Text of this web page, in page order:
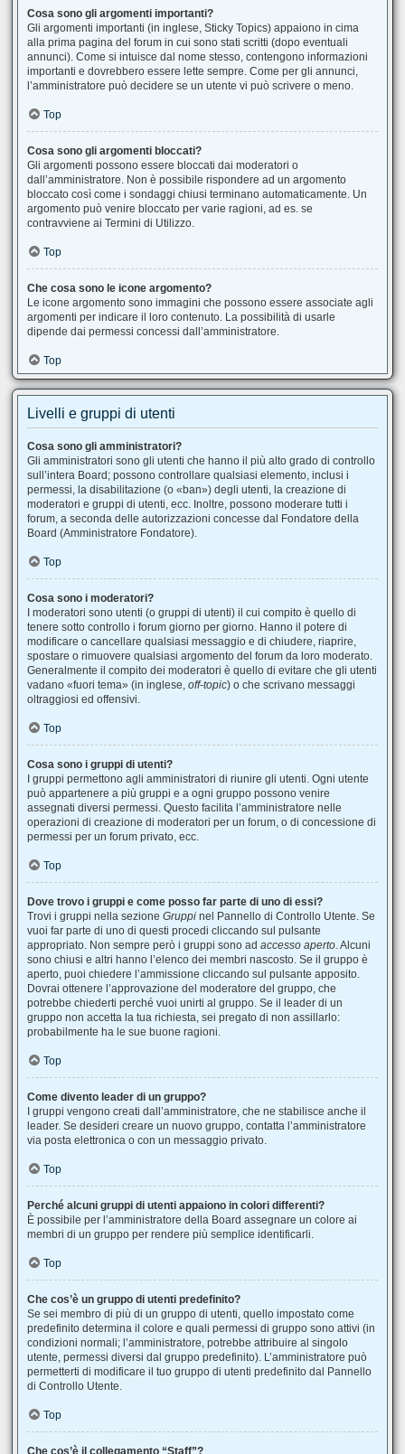
Cosa sono gli argomenti importanti?
Gli argomenti importanti (in inglese, Sticky Topics) appaiono in cima
alla prima pagina del forum in cui sono stati scritti (dopo eventuali
annunci). Come si intuisce dal nome stesso, contengono informazioni
importanti e dovrebbero essere lette sempre. Come per gli annunci,
l’amministratore può decidere se un utente vi può scrivere o meno.
Top
Cosa sono gli argomenti bloccati?
Gli argomenti possono essere bloccati dai moderatori o
dall’amministratore. Non è possibile rispondere ad un argomento
bloccato così come i sondaggi chiusi terminano automaticamente. Un
argomento può venire bloccato per varie ragioni, ad es. se
contravviene ai Termini di Utilizzo.
Top
Che cosa sono le icone argomento?
Le icone argomento sono immagini che possono essere associate agli
argomenti per indicare il loro contenuto. La possibilità di usarle
dipende dai permessi concessi dall’amministratore.
Top
Livelli e gruppi di utenti
Cosa sono gli amministratori?
Gli amministratori sono gli utenti che hanno il più alto grado di controllo
sull’intera Board; possono controllare qualsiasi elemento, inclusi i
permessi, la disabilitazione (o «ban») degli utenti, la creazione di
moderatori e gruppi di utenti, ecc. Inoltre, possono moderare tutti i
forum, a seconda delle autorizzazioni concesse dal Fondatore della
Board (Amministratore Fondatore).
Top
Cosa sono i moderatori?
I moderatori sono utenti (o gruppi di utenti) il cui compito è quello di
tenere sotto controllo i forum giorno per giorno. Hanno il potere di
modificare o cancellare qualsiasi messaggio e di chiudere, riaprire,
spostare o rimuovere qualsiasi argomento del forum da loro moderato.
Generalmente il compito dei moderatori è quello di evitare che gli utenti
vadano «fuori tema» (in inglese, off-topic) o che scrivano messaggi
oltraggiosi ed offensivi.
Top
Cosa sono i gruppi di utenti?
I gruppi permettono agli amministratori di riunire gli utenti. Ogni utente
può appartenere a più gruppi e a ogni gruppo possono venire
assegnati diversi permessi. Questo facilita l’amministratore nelle
operazioni di creazione di moderatori per un forum, o di concessione di
permessi per un forum privato, ecc.
Top
Dove trovo i gruppi e come posso far parte di uno di essi?
Trovi i gruppi nella sezione Gruppi nel Pannello di Controllo Utente. Se
vuoi far parte di uno di questi procedi cliccando sul pulsante
appropriato. Non sempre però i gruppi sono ad accesso aperto. Alcuni
sono chiusi e altri hanno l’elenco dei membri nascosto. Se il gruppo è
aperto, puoi chiedere l’ammissione cliccando sul pulsante apposito.
Dovrai ottenere l’approvazione del moderatore del gruppo, che
potrebbe chiederti perché vuoi unirti al gruppo. Se il leader di un
gruppo non accetta la tua richiesta, sei pregato di non assillarlo:
probabilmente ha le sue buone ragioni.
Top
Come divento leader di un gruppo?
I gruppi vengono creati dall’amministratore, che ne stabilisce anche il
leader. Se desideri creare un nuovo gruppo, contatta l’amministratore
via posta elettronica o con un messaggio privato.
Top
Perché alcuni gruppi di utenti appaiono in colori differenti?
È possibile per l’amministratore della Board assegnare un colore ai
membri di un gruppo per rendere più semplice identificarli.
Top
Che cos’è un gruppo di utenti predefinito?
Se sei membro di più di un gruppo di utenti, quello impostato come
predefinito determina il colore e quali permessi di gruppo sono attivi (in
condizioni normali; l’amministratore, potrebbe attribuire al singolo
utente, permessi diversi dal gruppo predefinito). L’amministratore può
permetterti di modificare il tuo gruppo di utenti predefinito dal Pannello
di Controllo Utente.
Top
Che cos’è il collegamento “Staff”?